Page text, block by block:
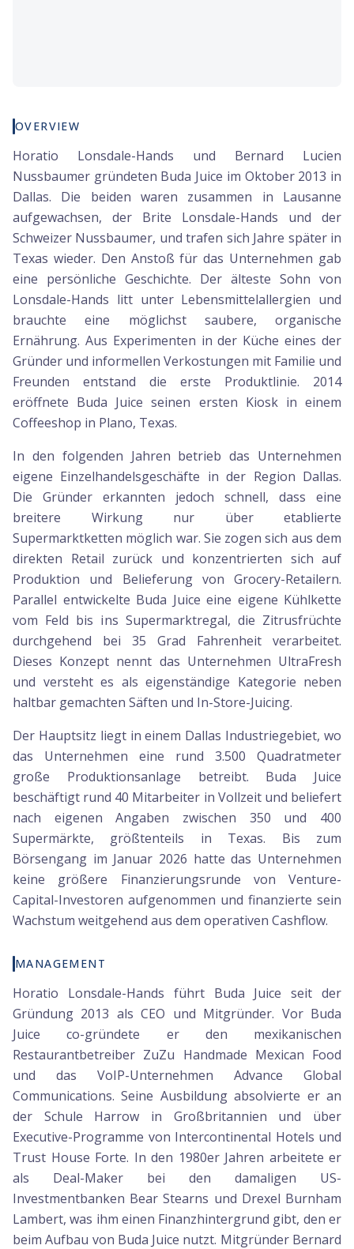
OVERVIEW
Horatio Lonsdale-Hands und Bernard Lucien
Nussbaumer gründeten Buda Juice im Oktober 2013 in
Dallas. Die beiden waren zusammen in Lausanne
aufgewachsen, der Brite Lonsdale-Hands und der
Schweizer Nussbaumer, und trafen sich Jahre später in
Texas wieder. Den Anstoß für das Unternehmen gab
eine persönliche Geschichte. Der älteste Sohn von
Lonsdale-Hands litt unter Lebensmittelallergien und
brauchte eine möglichst saubere, organische
Ernährung. Aus Experimenten in der Küche eines der
Gründer und informellen Verkostungen mit Familie und
Freunden entstand die erste Produktlinie. 2014
eröffnete Buda Juice seinen ersten Kiosk in einem
Coffeeshop in Plano, Texas.
In den folgenden Jahren betrieb das Unternehmen
eigene Einzelhandelsgeschäfte in der Region Dallas.
Die Gründer erkannten jedoch schnell, dass eine
breitere Wirkung nur über etablierte
Supermarktketten möglich war. Sie zogen sich aus dem
direkten Retail zurück und konzentrierten sich auf
Produktion und Belieferung von Grocery-Retailern.
Parallel entwickelte Buda Juice eine eigene Kühlkette
vom Feld bis ins Supermarktregal, die Zitrusfrüchte
durchgehend bei 35 Grad Fahrenheit verarbeitet.
Dieses Konzept nennt das Unternehmen UltraFresh
und versteht es als eigenständige Kategorie neben
haltbar gemachten Säften und In-Store-Juicing.
Der Hauptsitz liegt in einem Dallas Industriegebiet, wo
das Unternehmen eine rund 3.500 Quadratmeter
große Produktionsanlage betreibt. Buda Juice
beschäftigt rund 40 Mitarbeiter in Vollzeit und beliefert
nach eigenen Angaben zwischen 350 und 400
Supermärkte, größtenteils in Texas. Bis zum
Börsengang im Januar 2026 hatte das Unternehmen
keine größere Finanzierungsrunde von Venture-
Capital-Investoren aufgenommen und finanzierte sein
Wachstum weitgehend aus dem operativen Cashflow.
MANAGEMENT
Horatio Lonsdale-Hands führt Buda Juice seit der
Gründung 2013 als CEO und Mitgründer. Vor Buda
Juice co-gründete er den mexikanischen
Restaurantbetreiber ZuZu Handmade Mexican Food
und das VoIP-Unternehmen Advance Global
Communications. Seine Ausbildung absolvierte er an
der Schule Harrow in Großbritannien und über
Executive-Programme von Intercontinental Hotels und
Trust House Forte. In den 1980er Jahren arbeitete er
als Deal-Maker bei den damaligen US-
Investmentbanken Bear Stearns und Drexel Burnham
Lambert, was ihm einen Finanzhintergrund gibt, den er
beim Aufbau von Buda Juice nutzt. Mitgründer Bernard